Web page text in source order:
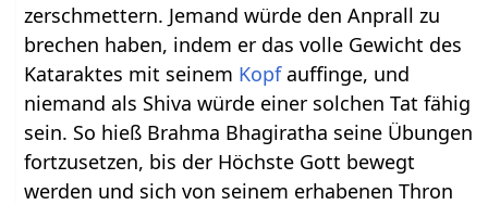
zerschmettern. Jemand würde den Anprall zu
brechen haben, indem er das volle Gewicht des
Kataraktes mit seinem Kopfauffinge, und
niemand als Shiva würde einer solchen Tat fähig
sein. So hieß Brahma Bhagiratha seine Übungen
fortzusetzen, bis der Höchste Gott bewegt
werden und sich von seinem erhabenen Thron